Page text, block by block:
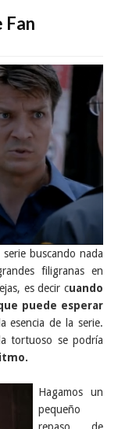
Fan
buscando nada
filigranas en
es decir cuando
puede esperar
esencia de la serie.
tortuoso se podría
Hagamos un
pequeño